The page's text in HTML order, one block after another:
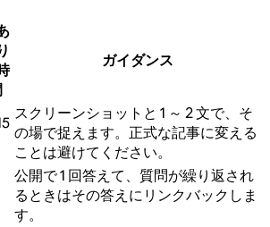
ガイダンス
スクリーンショットと 1 ～ 2 文で、そ
の場で捉えます。正式な記事に変える
ことは避けてください。
公開で 1 回答えて、質問が繰り返され
るときはその答えにリンクバックしま
す。